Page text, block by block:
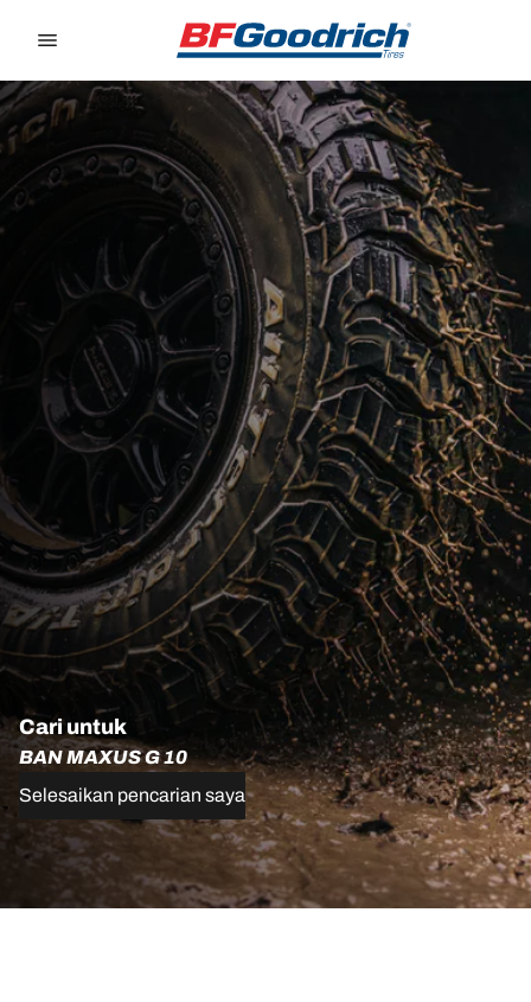
Cari untuk
BAN MAXUS G 10
Selesaikan pencarian saya